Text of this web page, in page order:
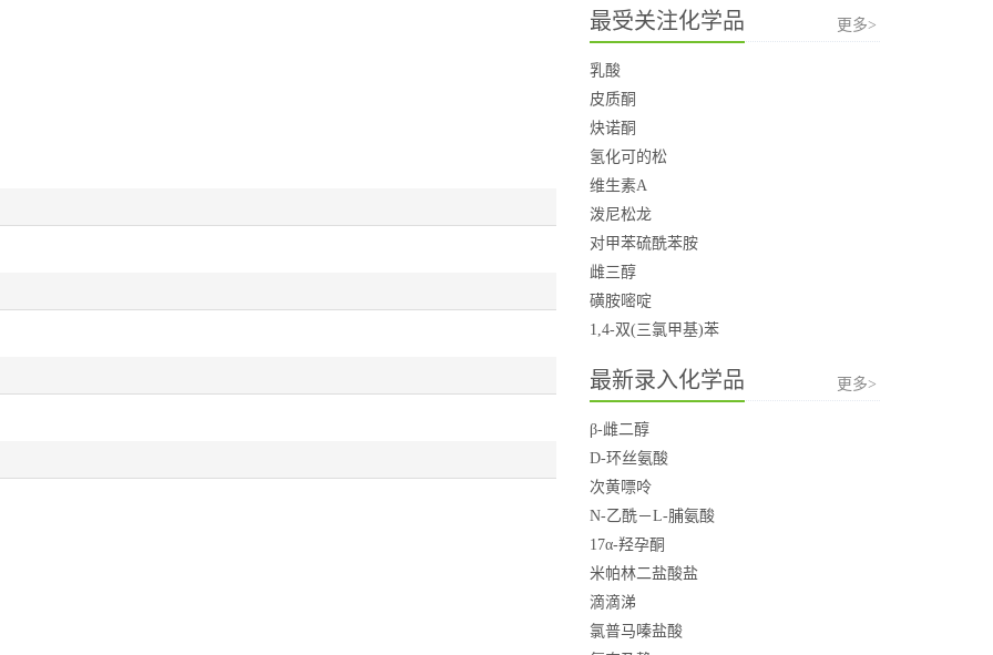
最受关注化学品 更多>
乳酸
皮质酮
炔诺酮
氢化可的松
维生素A
泼尼松龙
对甲苯硫酰苯胺
雌三醇
磺胺嘧啶
1,4-双(三氯甲基)苯
最新录入化学品 更多>
β-雌二醇
D-环丝氨酸
次黄嘌呤
N-乙酰－L-脯氨酸
17α-羟孕酮
米帕林二盐酸盐
滴滴涕
氯普马嗪盐酸